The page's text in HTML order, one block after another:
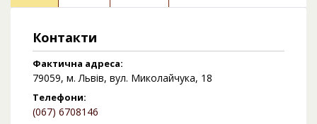
Контакти
Фактична адреса:
79059, м. Львів, вул. Миколайчука, 18
Телефони:
(067) 6708146